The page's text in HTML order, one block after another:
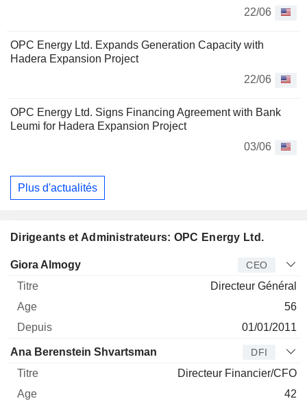
22/06
OPC Energy Ltd. Expands Generation Capacity with
Hadera Expansion Project
22/06
OPC Energy Ltd. Signs Financing Agreement with Bank
Leumi for Hadera Expansion Project
03/06
Plus d'actualités
Dirigeants et Administrateurs: OPC Energy Ltd.
Dirigeant Titre
Giora Almogy CEO
Directeur Général
56
01/01/2011
Ana Berenstein Shvartsman DFI
Directeur Financier/CFO
42